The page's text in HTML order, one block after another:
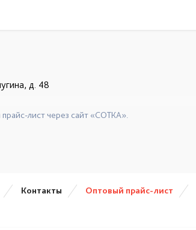
д. 48
лист через сайт «СОТКА».
Контакты Оптовый прайс-лист